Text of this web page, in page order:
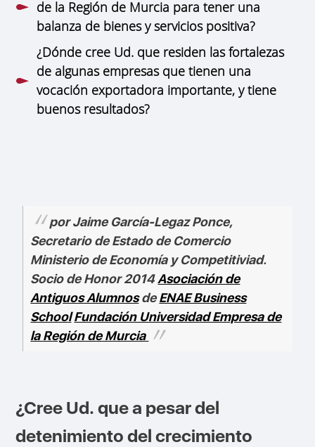
de la Región de Murcia para tener una
balanza de bienes y servicios positiva?
¿Dónde cree Ud. que residen las fortalezas
de algunas empresas que tienen una
vocación exportadora importante, y tiene
buenos resultados?
por Jaime García-Legaz Ponce,
Secretario de Estado de Comercio
Ministerio de Economía y Competitiviad.
Socio de Honor 2014Asociación de
Antiguos AlumnosdeENAE Business
School Fundación Universidad Empresa de
la Región de Murcia
¿Cree Ud. que a pesar del
detenimiento del crecimiento